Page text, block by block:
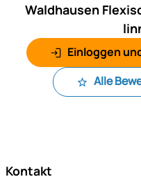
Waldhausen
Einloggen
Alle
Kontakt